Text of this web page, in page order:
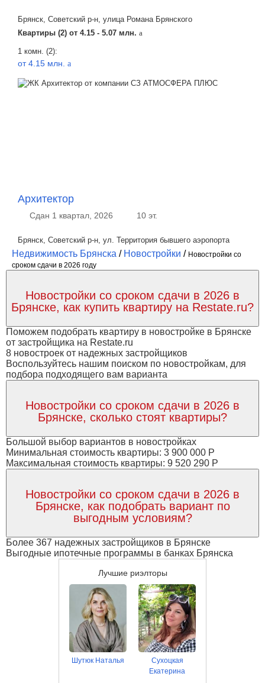
Брянск, Советский р-н, улица Романа Брянского
Квартиры (2) от 4.15 - 5.07 млн. a
1 комн. (2):
от 4.15 млн. a
Архитектор
Сдан 1 квартал, 2026 10 эт.
Брянск, Советский р-н, ул. Территория бывшего аэропорта
Недвижимость Брянска / Новостройки / Новостройки со
сроком сдачи в 2026 году
Новостройки со сроком сдачи в 2026 в
Брянске, как купить квартиру на Restate.ru?
Поможем подобрать квартиру в новостройке в Брянске
от застройщика на Restate.ru
8 новостроек от надежных застройщиков
Воспользуйтесь нашим поиском по новостройкам, для
подбора подходящего вам варианта
Новостройки со сроком сдачи в 2026 в
Брянске, сколько стоят квартиры?
Большой выбор вариантов в новостройках
Минимальная стоимость квартиры: 3 900 000 Р
Максимальная стоимость квартиры: 9 520 290 Р
Новостройки со сроком сдачи в 2026 в
Брянске, как подобрать вариант по
выгодным условиям?
Более 367 надежных застройщиков в Брянске
Выгодные ипотечные программы в банках Брянска
Лучшие риэлторы
Шутюк Наталья
Сухоцкая
Екатерина